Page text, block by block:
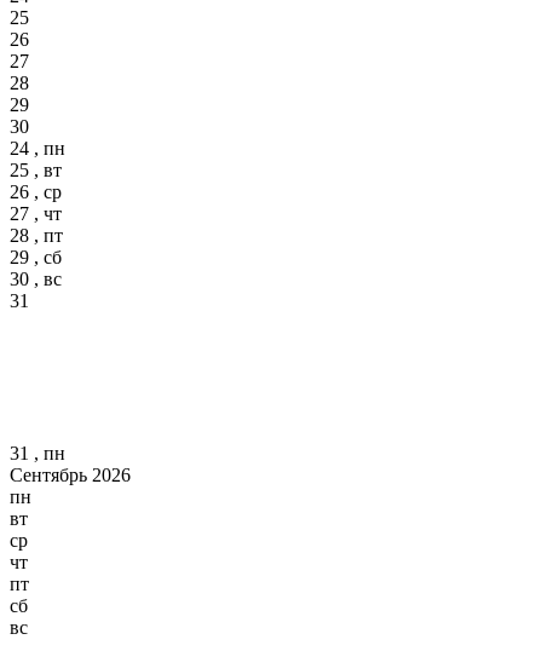
25
26
27
28
29
30
24 , пн
25 , вт
26 , ср
27 , чт
28 , пт
29 , сб
30 , вс
31
31 , пн
Сентябрь 2026
пн
вт
ср
чт
пт
сб
вс